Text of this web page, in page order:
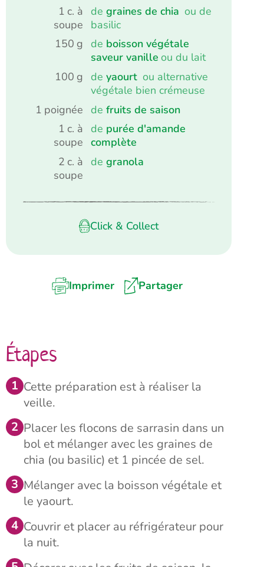
1 c. à
soupe
de graines de chia ou de
basilic
150 g de boisson végétale
saveur vanille ou du lait
100 g de yaourt ou alternative
végétale bien crémeuse
1 poignée de fruits de saison
1 c. à
soupe
de purée d'amande
complète
2 c. à
soupe
de granola
Click & Collect
Imprimer Partager
Étapes
Cette préparation est à réaliser la
veille.
Placer les flocons de sarrasin dans un
bol et mélanger avec les graines de
chia (ou basilic) et 1 pincée de sel.
Mélanger avec la boisson végétale et
le yaourt.
Couvrir et placer au réfrigérateur pour
la nuit.